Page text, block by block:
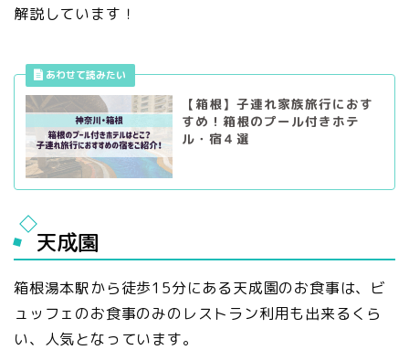
解説しています！
【箱根】子連れ家族旅行におす
すめ！箱根のプール付きホテ
ル・宿４選
天成園
箱根湯本駅から徒歩15分にある天成園のお食事は、ビ
ュッフェのお食事のみのレストラン利用も出来るくら
い、人気となっています。